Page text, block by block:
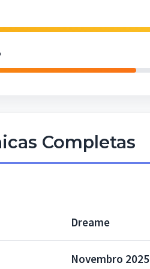
Completas
Dreame
Novembro 2025